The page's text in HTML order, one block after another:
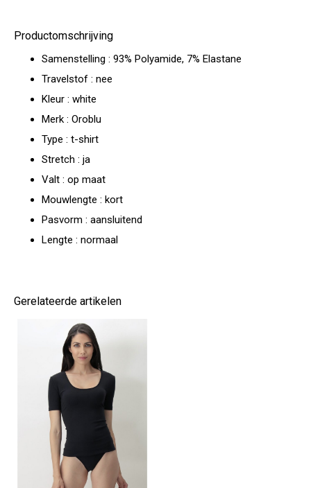
Productomschrijving
Samenstelling : 93% Polyamide, 7% Elastane
Travelstof : nee
Kleur : white
Merk : Oroblu
Type : t-shirt
Stretch : ja
Valt : op maat
Mouwlengte : kort
Pasvorm : aansluitend
Lengte : normaal
Gerelateerde artikelen